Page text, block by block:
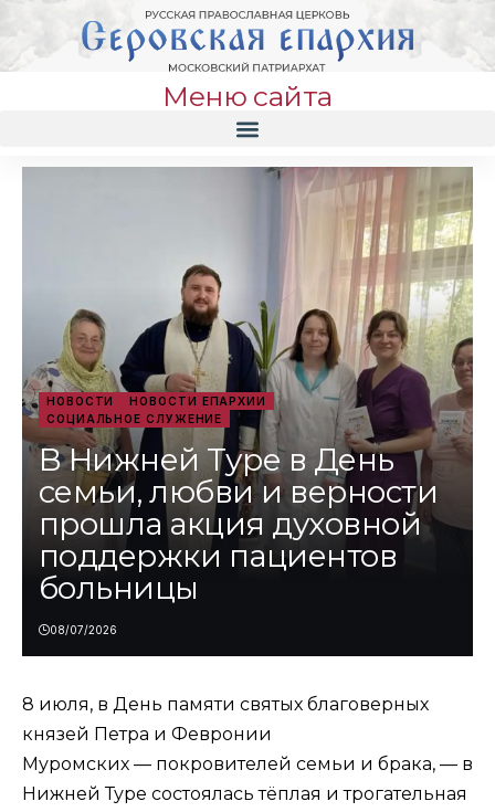
Меню сайта
НОВОСТИ
НОВОСТИ ЕПАРХИИ
СОЦИАЛЬНОЕ СЛУЖЕНИЕ
В Нижней Туре в День
семьи, любви и верности
прошла акция духовной
поддержки пациентов
больницы
08/07/2026
8 июля, в День памяти святых благоверных
князей Петра и Февронии
Муромских — покровителей семьи и брака, — в
Нижней Туре состоялась тёплая и трогательная